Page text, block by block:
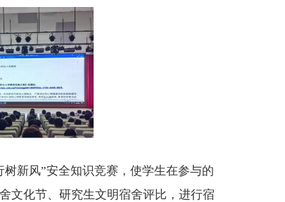
新风”安全知识竞赛，使学生在参与的
文化节、研究生文明宿舍评比，进行宿